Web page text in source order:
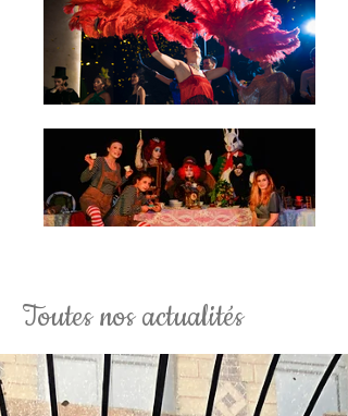
Toutes nos actualités